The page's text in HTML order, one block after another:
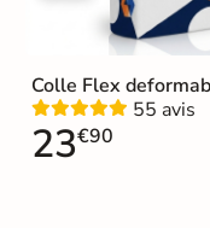
Colle Flex
55 avis
23€90